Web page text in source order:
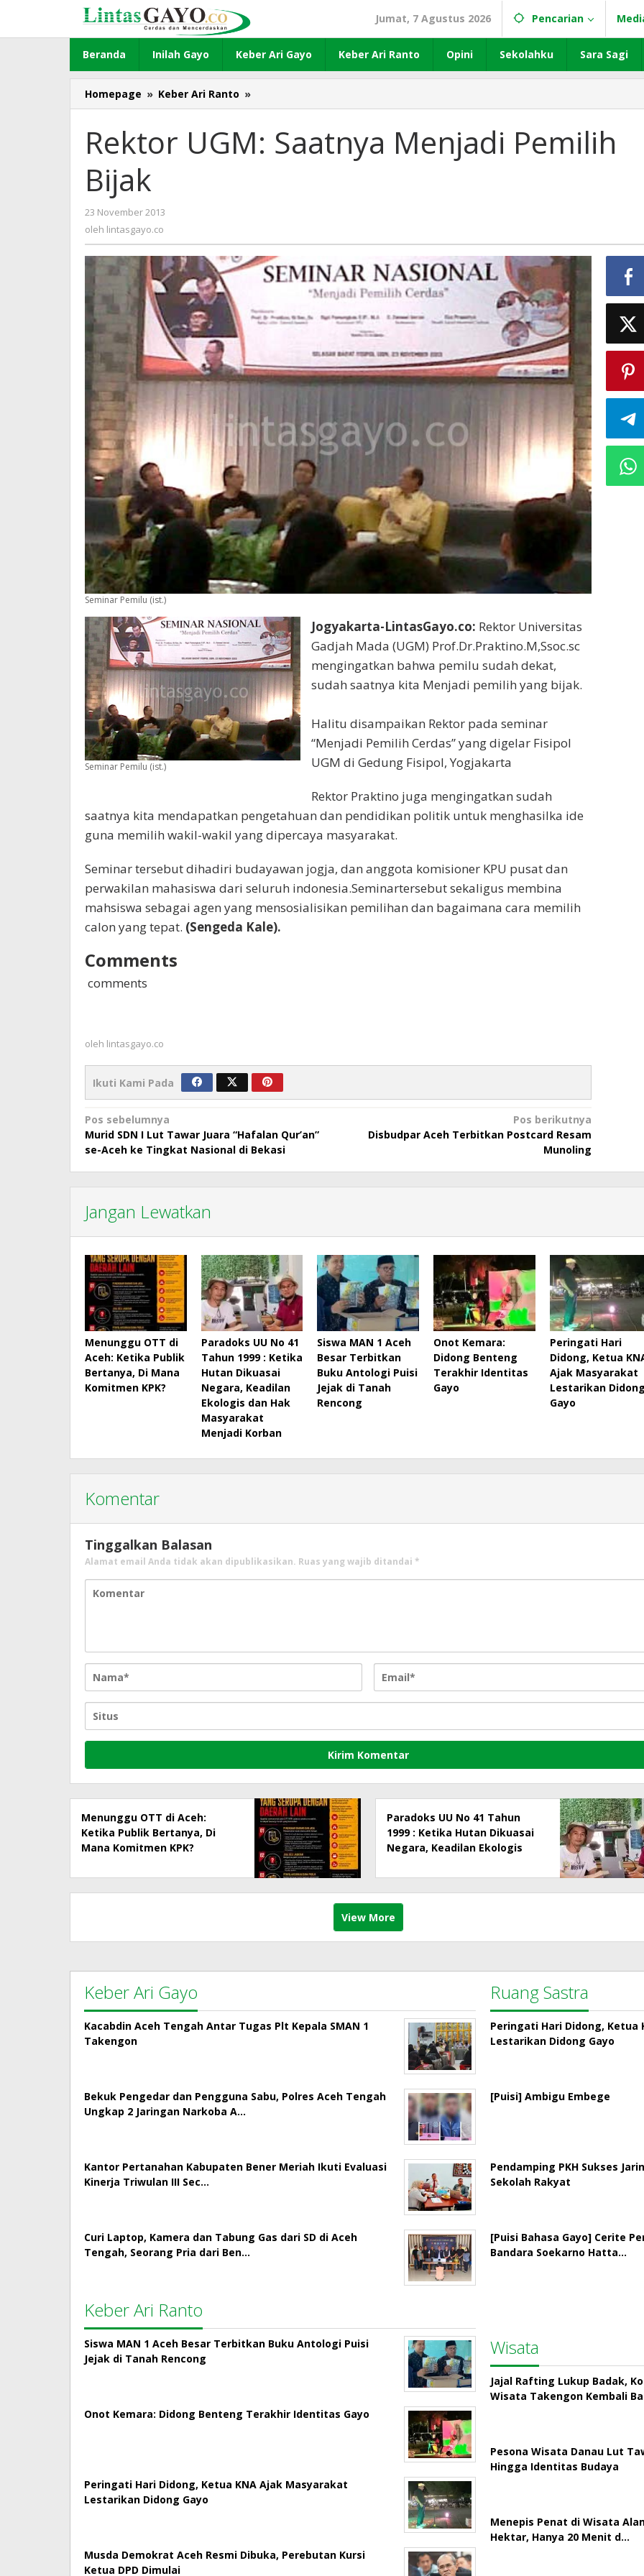
konten
Jumat, 7 Agustus 2026 Pencarian
Beranda Inilah Gayo Keber Ari Gayo Keber Ari Ranto Opini Sekolahku Sara Sagi
Homepage » Keber Ari Ranto »
UGM:
Menjadi
Pemilih
Rektor UGM: Saatnya Menjadi Pemilih
Bijak
23 November 2013
oleh lintasgayo.co
Seminar Pemilu (ist.)
Seminar Pemilu (ist.)
Jogyakarta-LintasGayo.co: Rektor Universitas
Gadjah Mada (UGM) Prof.Dr.Praktino.M,Ssoc.sc
mengingatkan bahwa pemilu sudah dekat,
sudah saatnya kita Menjadi pemilih yang bijak.
Halitu disampaikan Rektor pada seminar
“Menjadi Pemilih Cerdas” yang digelar Fisipol
UGM di Gedung Fisipol, Yogjakarta
Rektor Praktino juga mengingatkan sudah
saatnya kita mendapatkan pengetahuan dan pendidikan politik untuk menghasilka ide
guna memilih wakil-wakil yang dipercaya masyarakat.
Seminar tersebut dihadiri budayawan jogja, dan anggota komisioner KPU pusat dan
perwakilan mahasiswa dari seluruh indonesia.Seminartersebut sekaligus membina
mahsiswa sebagai agen yang mensosialisikan pemilihan dan bagaimana cara memilih
calon yang tepat. (Sengeda Kale).
Comments
comments
oleh lintasgayo.co
Ikuti Kami Pada
Navigasi
pos
Pos sebelumnya
Murid SDN I Lut Tawar Juara “Hafalan Qur’an”
se-Aceh ke Tingkat Nasional di Bekasi
Pos berikutnya
Disbudpar Aceh Terbitkan Postcard Resam
Munoling
Jangan Lewatkan
Menunggu OTT di
Aceh: Ketika Publik
Bertanya, Di Mana
Komitmen KPK?
Paradoks UU No 41
Tahun 1999 : Ketika
Hutan Dikuasai
Negara, Keadilan
Ekologis dan Hak
Masyarakat
Menjadi Korban
Siswa MAN 1 Aceh
Besar Terbitkan
Buku Antologi Puisi
Jejak di Tanah
Rencong
Onot Kemara:
Didong Benteng
Terakhir Identitas
Gayo
Peringati Hari
Didong, Ketua
Ajak Masyarakat
Lestarikan
Gayo
Komentar
Tinggalkan Balasan
Alamat email Anda tidak akan dipublikasikan. Ruas yang wajib ditandai *
Menunggu OTT di Aceh:
Ketika Publik Bertanya, Di
Mana Komitmen KPK?
Paradoks UU No 41 Tahun
1999 : Ketika Hutan Dikuasai
Negara, Keadilan Ekologis
Korban
View More
Keber Ari Gayo
Kacabdin Aceh Tengah Antar Tugas Plt Kepala SMAN 1
Takengon
Bekuk Pengedar dan Pengguna Sabu, Polres Aceh Tengah
Ungkap 2 Jaringan Narkoba A…
Kantor Pertanahan Kabupaten Bener Meriah Ikuti Evaluasi
Kinerja Triwulan III Sec…
Curi Laptop, Kamera dan Tabung Gas dari SD di Aceh
Tengah, Seorang Pria dari Ben…
Keber Ari Ranto
Siswa MAN 1 Aceh Besar Terbitkan Buku Antologi Puisi
Jejak di Tanah Rencong
Onot Kemara: Didong Benteng Terakhir Identitas Gayo
Peringati Hari Didong, Ketua KNA Ajak Masyarakat
Lestarikan Didong Gayo
Musda Demokrat Aceh Resmi Dibuka, Perebutan Kursi
Ketua DPD Dimulai
Ruang Sastra
Peringati Hari Didong, Ketua
Lestarikan Didong Gayo
[Puisi] Ambigu Embege
Pendamping PKH Sukses
Sekolah Rakyat
[Puisi Bahasa Gayo] Cerite
Bandara Soekarno Hatta…
Wisata
Jajal Rafting Lukup Badak,
Wisata Takengon Kembali
Pesona Wisata Danau Lut
Hingga Identitas Budaya
Menepis Penat di Wisata
Hektar, Hanya 20 Menit d…